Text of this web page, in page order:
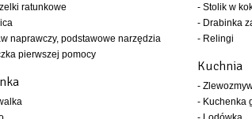
ratunkowe
naprawczy, podstawowe narzędzia
pierwszej pomocy
- Stolik w
- Drabinka
- Relingi
Kuchnia
-
- Kuchenka